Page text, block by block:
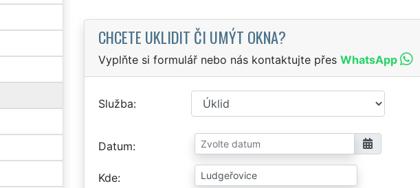
CHCETE UKLIDIT ČI UMÝT OKNA?
Vyplňte si formulář nebo nás kontaktujte přes WhatsApp
Služba
Datum
Kde